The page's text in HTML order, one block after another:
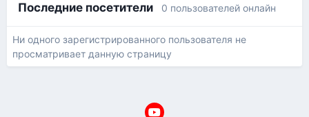
Последние посетители 0 пользователей онлайн
Ни одного зарегистрированного пользователя не
просматривает данную страницу